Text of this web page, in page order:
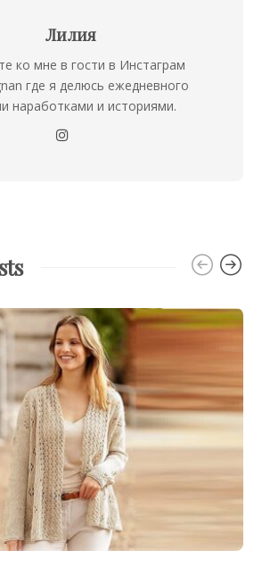
Лилия
ко мне в гости в Инстаграм
где я делюсь ежедневного
наработками и историями.